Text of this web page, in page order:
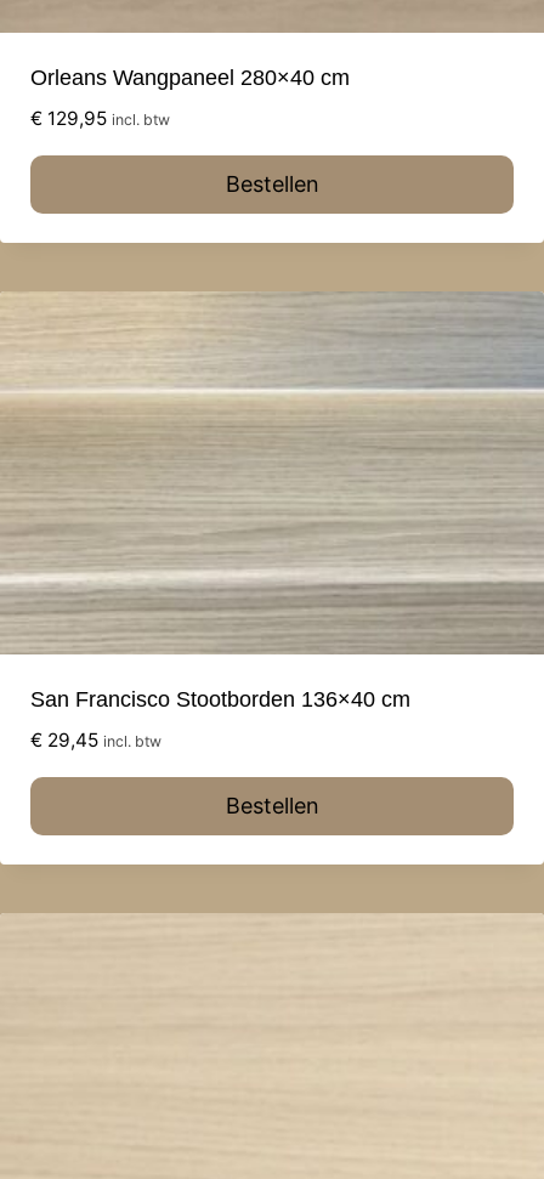
Orleans Wangpaneel 280×40 cm
€ 129,95 incl. btw
Bestellen
San Francisco Stootborden 136×40 cm
€ 29,45 incl. btw
Bestellen